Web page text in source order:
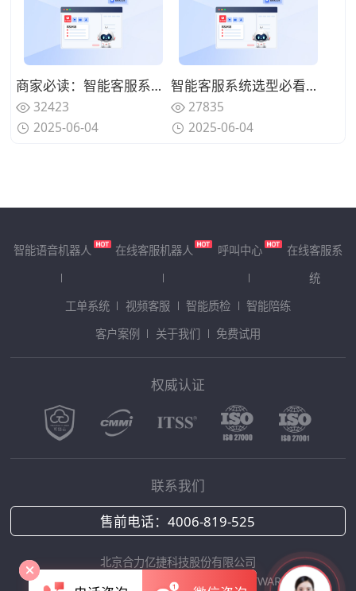
商家必读：智能客服系统如何实现万店咨询分流管理？
32423
2025-06-04
智能客服系统选型必看：多店铺接待场景5个核心功能解析
27835
2025-06-04
智能语音机器人 在线客服机器人 呼叫中心
在线客服系
统
工单系统
视频客服 智能质检
智能陪练
客户案例
关于我们 免费试用
权威认证
联系我们
售前电话：4006-819-525
北京合力亿捷科技股份有限公司
Copyright © 2025 HOLLYCRM SOFTWARE